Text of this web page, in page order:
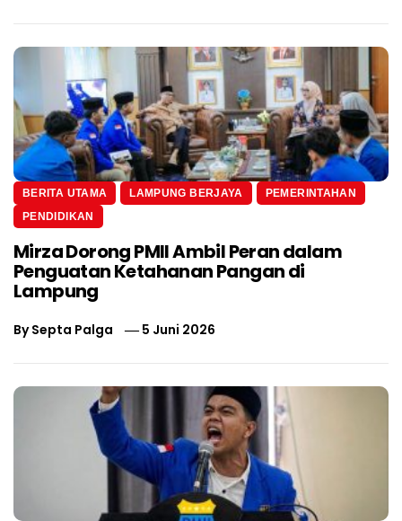
BERITA UTAMA LAMPUNG BERJAYA
PEMERINTAHAN
PENDIDIKAN
Mirza Dorong PMII Ambil Peran dalam
Penguatan Ketahanan Pangan di
Lampung
BySepta Palga 5 Juni 2026